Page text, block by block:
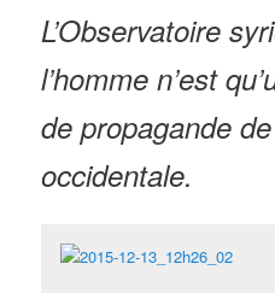
L’Observatoire
l’homme n’est
de propagande
occidentale.